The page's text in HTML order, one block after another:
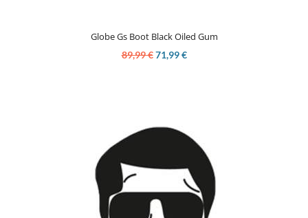
Globe Gs Boot Black Oiled Gum
89,99 € 71,99 €